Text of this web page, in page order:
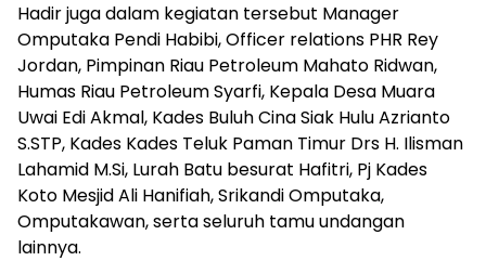
Hadir juga dalam kegiatan tersebut Manager
Omputaka Pendi Habibi, Officer relations PHR Rey
Jordan, Pimpinan Riau Petroleum Mahato Ridwan,
Humas Riau Petroleum Syarfi, Kepala Desa Muara
Uwai Edi Akmal, Kades Buluh Cina Siak Hulu Azrianto
S.STP, Kades Kades Teluk Paman Timur Drs H. Ilisman
Lahamid M.Si, Lurah Batu besurat Hafitri, Pj Kades
Koto Mesjid Ali Hanifiah, Srikandi Omputaka,
Omputakawan, serta seluruh tamu undangan
lainnya.